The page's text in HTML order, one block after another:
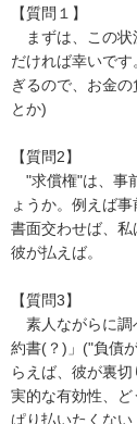
【質問１】
まずは、この状
だければ幸いで
ぎるので、お金
とか)
【質問2】
"求償権"は、事
ょうか。例えば
書面交わせば、
彼が払えば。
【質問3】
素人ながらに調
約書(？)」("負債
らえば、彼が裏
実的な有効性、
ぱり払いたくな